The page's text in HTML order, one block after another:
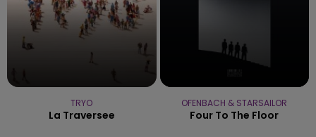
TRYO
La Traversee
OFENBACH & STARSAILOR
Four To The Floor